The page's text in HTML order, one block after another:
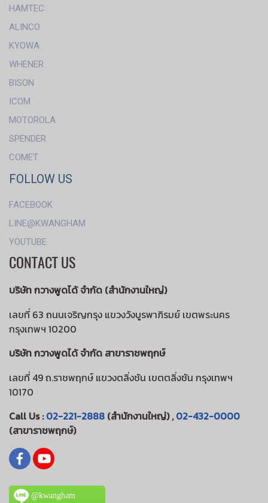
HAMTEC
ALINCO
KYOWA
WHENER
BISON
ICOM
MOTOROLA
SPENDER
COMET
FOLLOW US
FACEBOOK
LINE@KWANGHAM
YOUTUBE
CONTACT US
บริษัท กวางพูดได้ จำกัด (สำนักงานใหญ่)
เลขที่ 63 ถนนเจริญกรุง แขวงวังบูรพาภิรมย์ เขตพระนคร
กรุงเทพฯ 10200
บริษัท กวางพูดได้ จำกัด สาขาราชพฤกษ์
เลขที่ 49 ถ.ราชพฤกษ์ แขวงตลิ่งชัน เขตตลิ่งชัน กรุงเทพฯ
10170
Call Us :02-221-2888 (สำนักงานใหญ่) ,02-432-0000
(สาขาราชพฤกษ์)
@kwangham